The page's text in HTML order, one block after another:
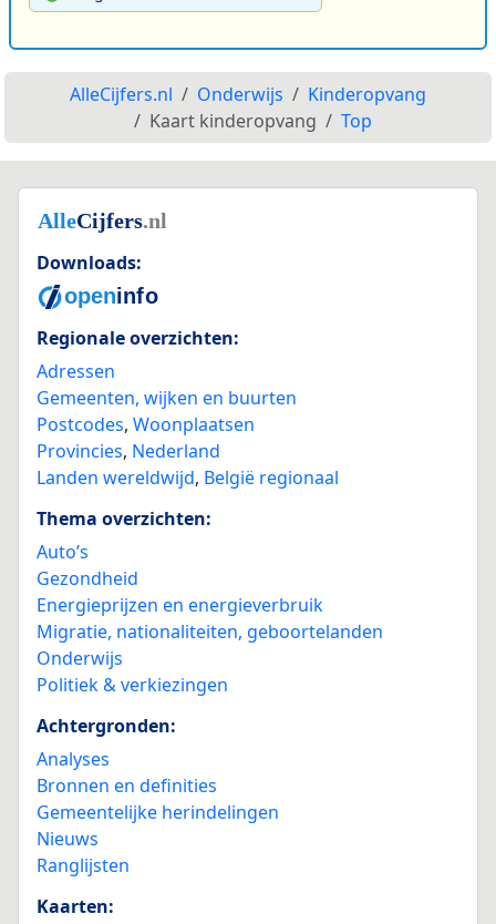
AlleCijfers.nl Onderwijs
Kinderopvang
Kaart kinderopvang
Top
Downloads:
Regionale overzichten:
Adressen
Gemeenten, wijken en buurten
Postcodes, Woonplaatsen
Provincies, Nederland
Landen wereldwijd, België regionaal
Thema overzichten:
Auto’s
Gezondheid
Energieprijzen en energieverbruik
Migratie, nationaliteiten, geboortelanden
Onderwijs
Politiek & verkiezingen
Achtergronden:
Analyses
Bronnen en definities
Gemeentelijke herindelingen
Nieuws
Ranglijsten
Kaarten: